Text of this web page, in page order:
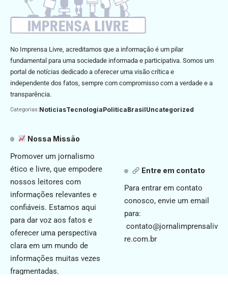
No Imprensa Livre, acreditamos que a informação é um pilar
fundamental para uma sociedade informada e participativa. Somos um
portal de notícias dedicado a oferecer uma visão crítica e
independente dos fatos, sempre com compromisso com a verdade e a
transparência.
Categorias:NoticiasTecnologiaPoliticaBrasilUncategorized
Nossa Missão
Promover um jornalismo
ético e livre, que empodere
nossos leitores com
informações relevantes e
confiáveis. Estamos aqui
para dar voz aos fatos e
oferecer uma perspectiva
clara em um mundo de
informações muitas vezes
fragmentadas.
Entre em contato
Para entrar em contato
conosco, envie um email
para:
contato@jornalimprensaliv
re.com.br